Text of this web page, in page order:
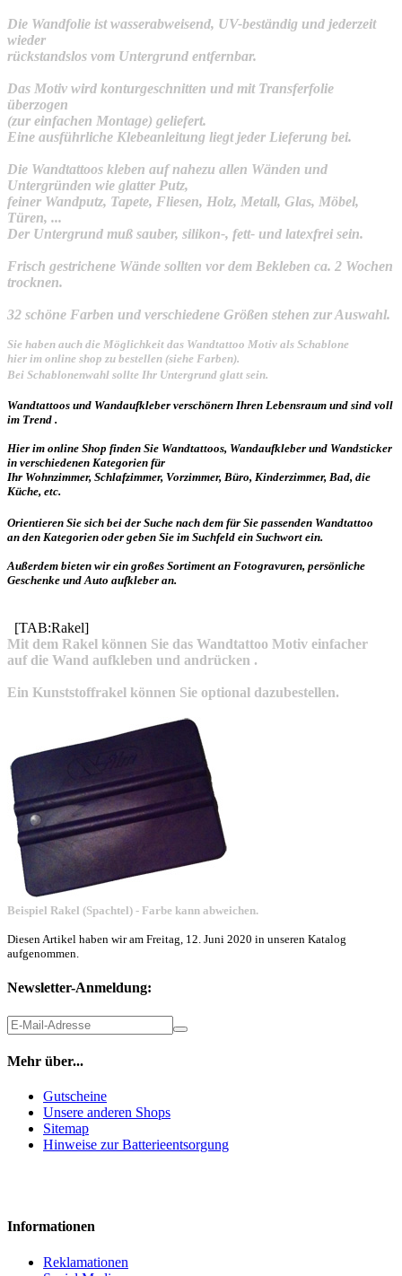
Die Wandfolie ist wasserabweisend, UV-beständig und jederzeit
wieder
rückstandslos vom Untergrund entfernbar.
Das Motiv wird konturgeschnitten und mit Transferfolie
überzogen
(zur einfachen Montage) geliefert.
Eine ausführliche Klebeanleitung liegt jeder Lieferung bei.
Die Wandtattoos kleben auf nahezu allen Wänden und
Untergründen wie glatter Putz,
feiner Wandputz, Tapete, Fliesen, Holz, Metall, Glas, Möbel,
Türen, ...
Der Untergrund muß sauber, silikon-, fett- und latexfrei sein.
Frisch gestrichene Wände sollten vor dem Bekleben ca. 2 Wochen
trocknen.
32 schöne Farben und verschiedene Größen stehen zur Auswahl.
Sie haben auch die Möglichkeit das Wandtattoo Motiv als Schablone
hier im online shop zu bestellen (siehe Farben).
Bei Schablonenwahl sollte Ihr Untergrund glatt sein.
Wandtattoos und Wandaufkleber verschönern Ihren Lebensraum und sind voll
im Trend .
Hier im online Shop finden Sie Wandtattoos, Wandaufkleber und Wandsticker
in verschiedenen Kategorien für
Ihr Wohnzimmer, Schlafzimmer, Vorzimmer, Büro, Kinderzimmer, Bad, die
Küche, etc.
Orientieren Sie sich bei der Suche nach dem für Sie passenden Wandtattoo
an den Kategorien oder geben Sie im Suchfeld ein Suchwort ein.
Außerdem bieten wir ein großes Sortiment an Fotogravuren, persönliche
Geschenke und Auto aufkleber an.
[TAB:Rakel]
Mit dem Rakel können Sie das Wandtattoo Motiv einfacher
auf die Wand aufkleben und andrücken .
Ein Kunststoffrakel können Sie optional dazubestellen.
Beispiel Rakel (Spachtel) - Farbe kann abweichen.
Diesen Artikel haben wir am Freitag, 12. Juni 2020 in unseren Katalog
aufgenommen.
Newsletter-Anmeldung:
Mehr über...
Gutscheine
Unsere anderen Shops
Sitemap
Hinweise zur Batterieentsorgung
Informationen
Reklamationen